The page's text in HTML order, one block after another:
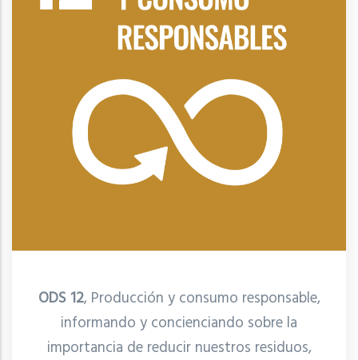
ODS 12, Producción y consumo responsable,
informando y concienciando sobre la
importancia de reducir nuestros residuos,